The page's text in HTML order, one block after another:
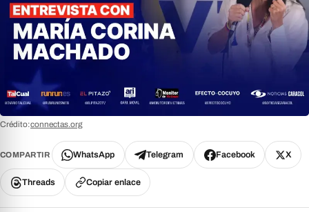
Crédito:connectas.org
COMPARTIR WhatsApp Telegram Facebook X
Threads Copiar enlace